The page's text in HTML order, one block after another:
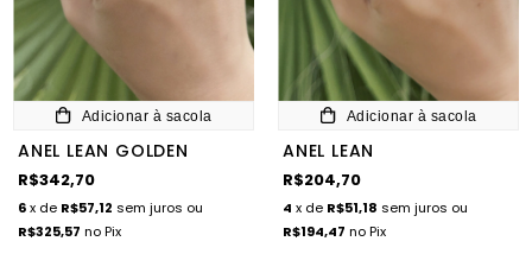
Adicionar à sacola
ANEL LEAN GOLDEN
R$342,70
6x de R$57,12 sem juros ou
R$325,57 no Pix
Adicionar à sacola
ANEL LEAN
R$204,70
4 x de R$51,18 sem juros ou
R$194,47 no Pix